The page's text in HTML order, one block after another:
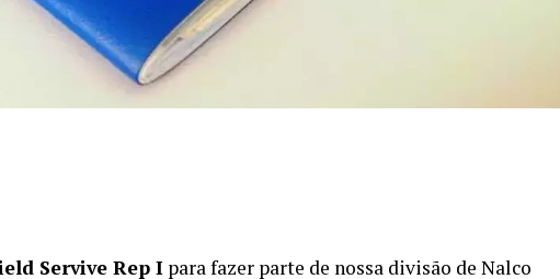
Servive Rep I para fazer parte de nossa divisão de Nalco